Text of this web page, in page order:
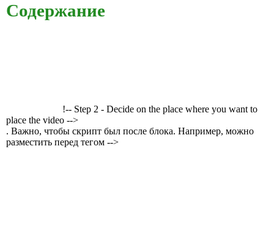
Содержание
!-- Step 2 - Decide on the place where you want to
place the video -->
. Важно, чтобы скрипт был после блока. Например, можно
разместить перед тегом -->